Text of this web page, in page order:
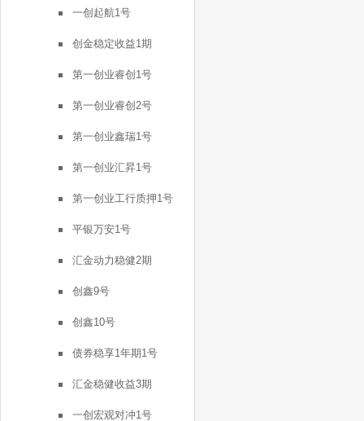
一创起航1号
创金稳定收益1期
第一创业睿创1号
第一创业睿创2号
第一创业鑫瑞1号
第一创业汇昇1号
第一创业工行质押1号
平银万安1号
汇金动力稳健2期
创鑫9号
创鑫10号
债券稳享1年期1号
汇金稳健收益3期
一创宏观对冲1号